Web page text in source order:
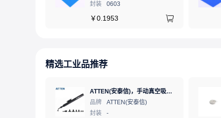
封装
0603
￥0.1953
精选工业品推荐
ATTEN(安泰信)，手动真空吸笔，AT-B778
品牌
ATTEN(安泰信)
封装
-